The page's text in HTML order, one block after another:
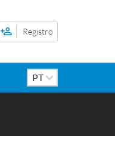
Registro